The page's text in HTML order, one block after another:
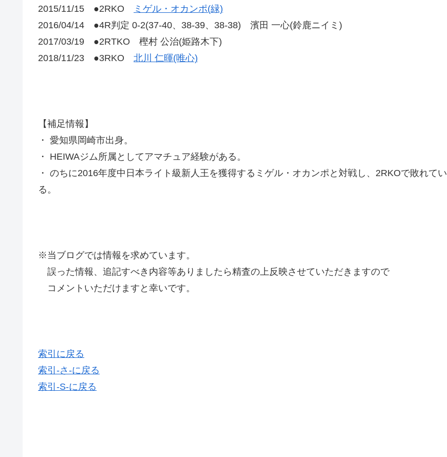
2015/11/15 ●2RKO
ミゲル・オカンポ(緑)
2016/04/14 ●4R判定 0-2(37-40、38-39、38-38) 濱田 一心(鈴鹿ニイミ)
2017/03/19 ●2RTKO 樫村 公治(姫路木下)
2018/11/23 ●3RKO 北川 仁暉(唯心)
【補足情報】
・ 愛知県岡崎市出身。
・ HEIWAジム所属としてアマチュア経験がある。
・ のちに2016年度中日本ライト級新人王を獲得するミゲル・オカンポと対戦し、2RKOで敗れてい
る。
※当ブログでは情報を求めています。
誤った情報、追記すべき内容等ありましたら精査の上反映させていただきますので
コメントいただけますと幸いです。
索引に戻る
索引-さ-に戻る
索引-S-に戻る